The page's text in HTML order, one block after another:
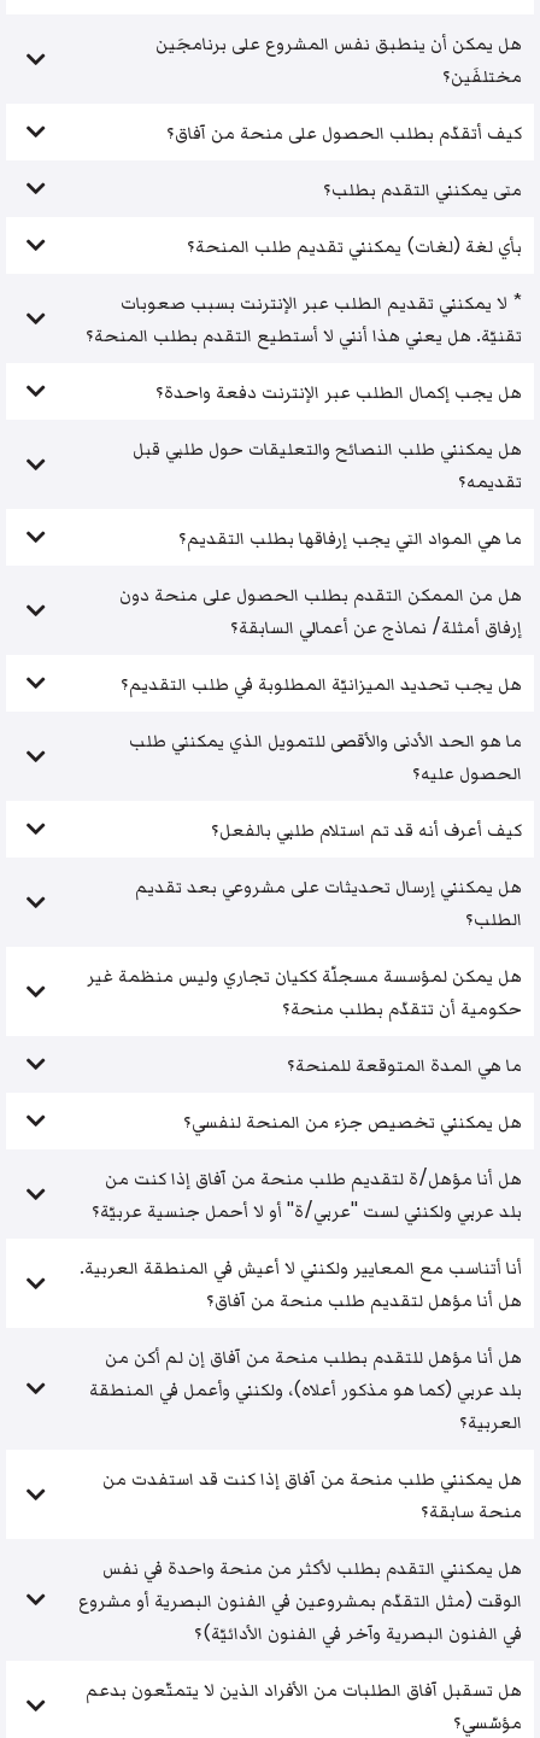
هل يمكن أن ينطبق نفس المشروع على برنامجَين
مختلفَين؟
كيف أتقدّم بطلب الحصول على منحة من آفاق؟
متى يمكنني التقدم بطلب؟
بأي لغة (لغات) يمكنني تقديم طلب المنحة؟
* لا يمكنني تقديم الطلب عبر الإنترنت بسبب صعوبات
تقنيّة. هل يعني هذا أنني لا أستطيع التقدم بطلب المنحة؟
هل يجب إكمال الطلب عبر الإنترنت دفعة واحدة؟
هل يمكنني طلب النصائح والتعليقات حول طلبي قبل
تقديمه؟
ما هي المواد التي يجب إرفاقها بطلب التقديم؟
هل من الممكن التقدم بطلب الحصول على منحة دون
إرفاق أمثلة/ نماذج عن أعمالي السابقة؟
هل يجب تحديد الميزانيّة المطلوبة في طلب التقديم؟
ما هو الحد الأدنى والأقصى للتمويل الذي يمكنني طلب
الحصول عليه؟
كيف أعرف أنه قد تم استلام طلبي بالفعل؟
هل يمكنني إرسال تحديثات على مشروعي بعد تقديم
الطلب؟
هل يمكن لمؤسسة مسجلّة ككيان تجاري وليس منظمة غير
حكومية أن تتقدّم بطلب منحة؟
ما هي المدة المتوقعة للمنحة؟
هل يمكنني تخصيص جزء من المنحة لنفسي؟
هل أنا مؤهل/ة لتقديم طلب منحة من آفاق إذا كنت من
بلد عربي ولكنني لست "عربي/ة" أو لا أحمل جنسية عربيّة؟
أنا أتناسب مع المعايير ولكنني لا أعيش في المنطقة العربية.
هل أنا مؤهل لتقديم طلب منحة من آفاق؟
هل أنا مؤهل للتقدم بطلب منحة من آفاق إن لم أكن من
بلد عربي (كما هو مذكور أعلاه)، ولكنني وأعمل في المنطقة
العربية؟
هل يمكنني طلب منحة من آفاق إذا كنت قد استفدت من
منحة سابقة؟
هل يمكنني التقدم بطلب لأكثر من منحة واحدة في نفس
الوقت (مثل التقدّم بمشروعين في الفنون البصرية أو مشروع
في الفنون البصرية وآخر في الفنون الأدائيّة)؟
هل تسقبل آفاق الطلبات من الأفراد الذين لا يتمتّعون بدعم
مؤسّسي؟